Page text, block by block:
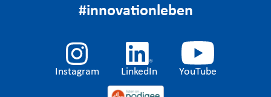
#innovationleben
Instagram LinkedIn YouTube